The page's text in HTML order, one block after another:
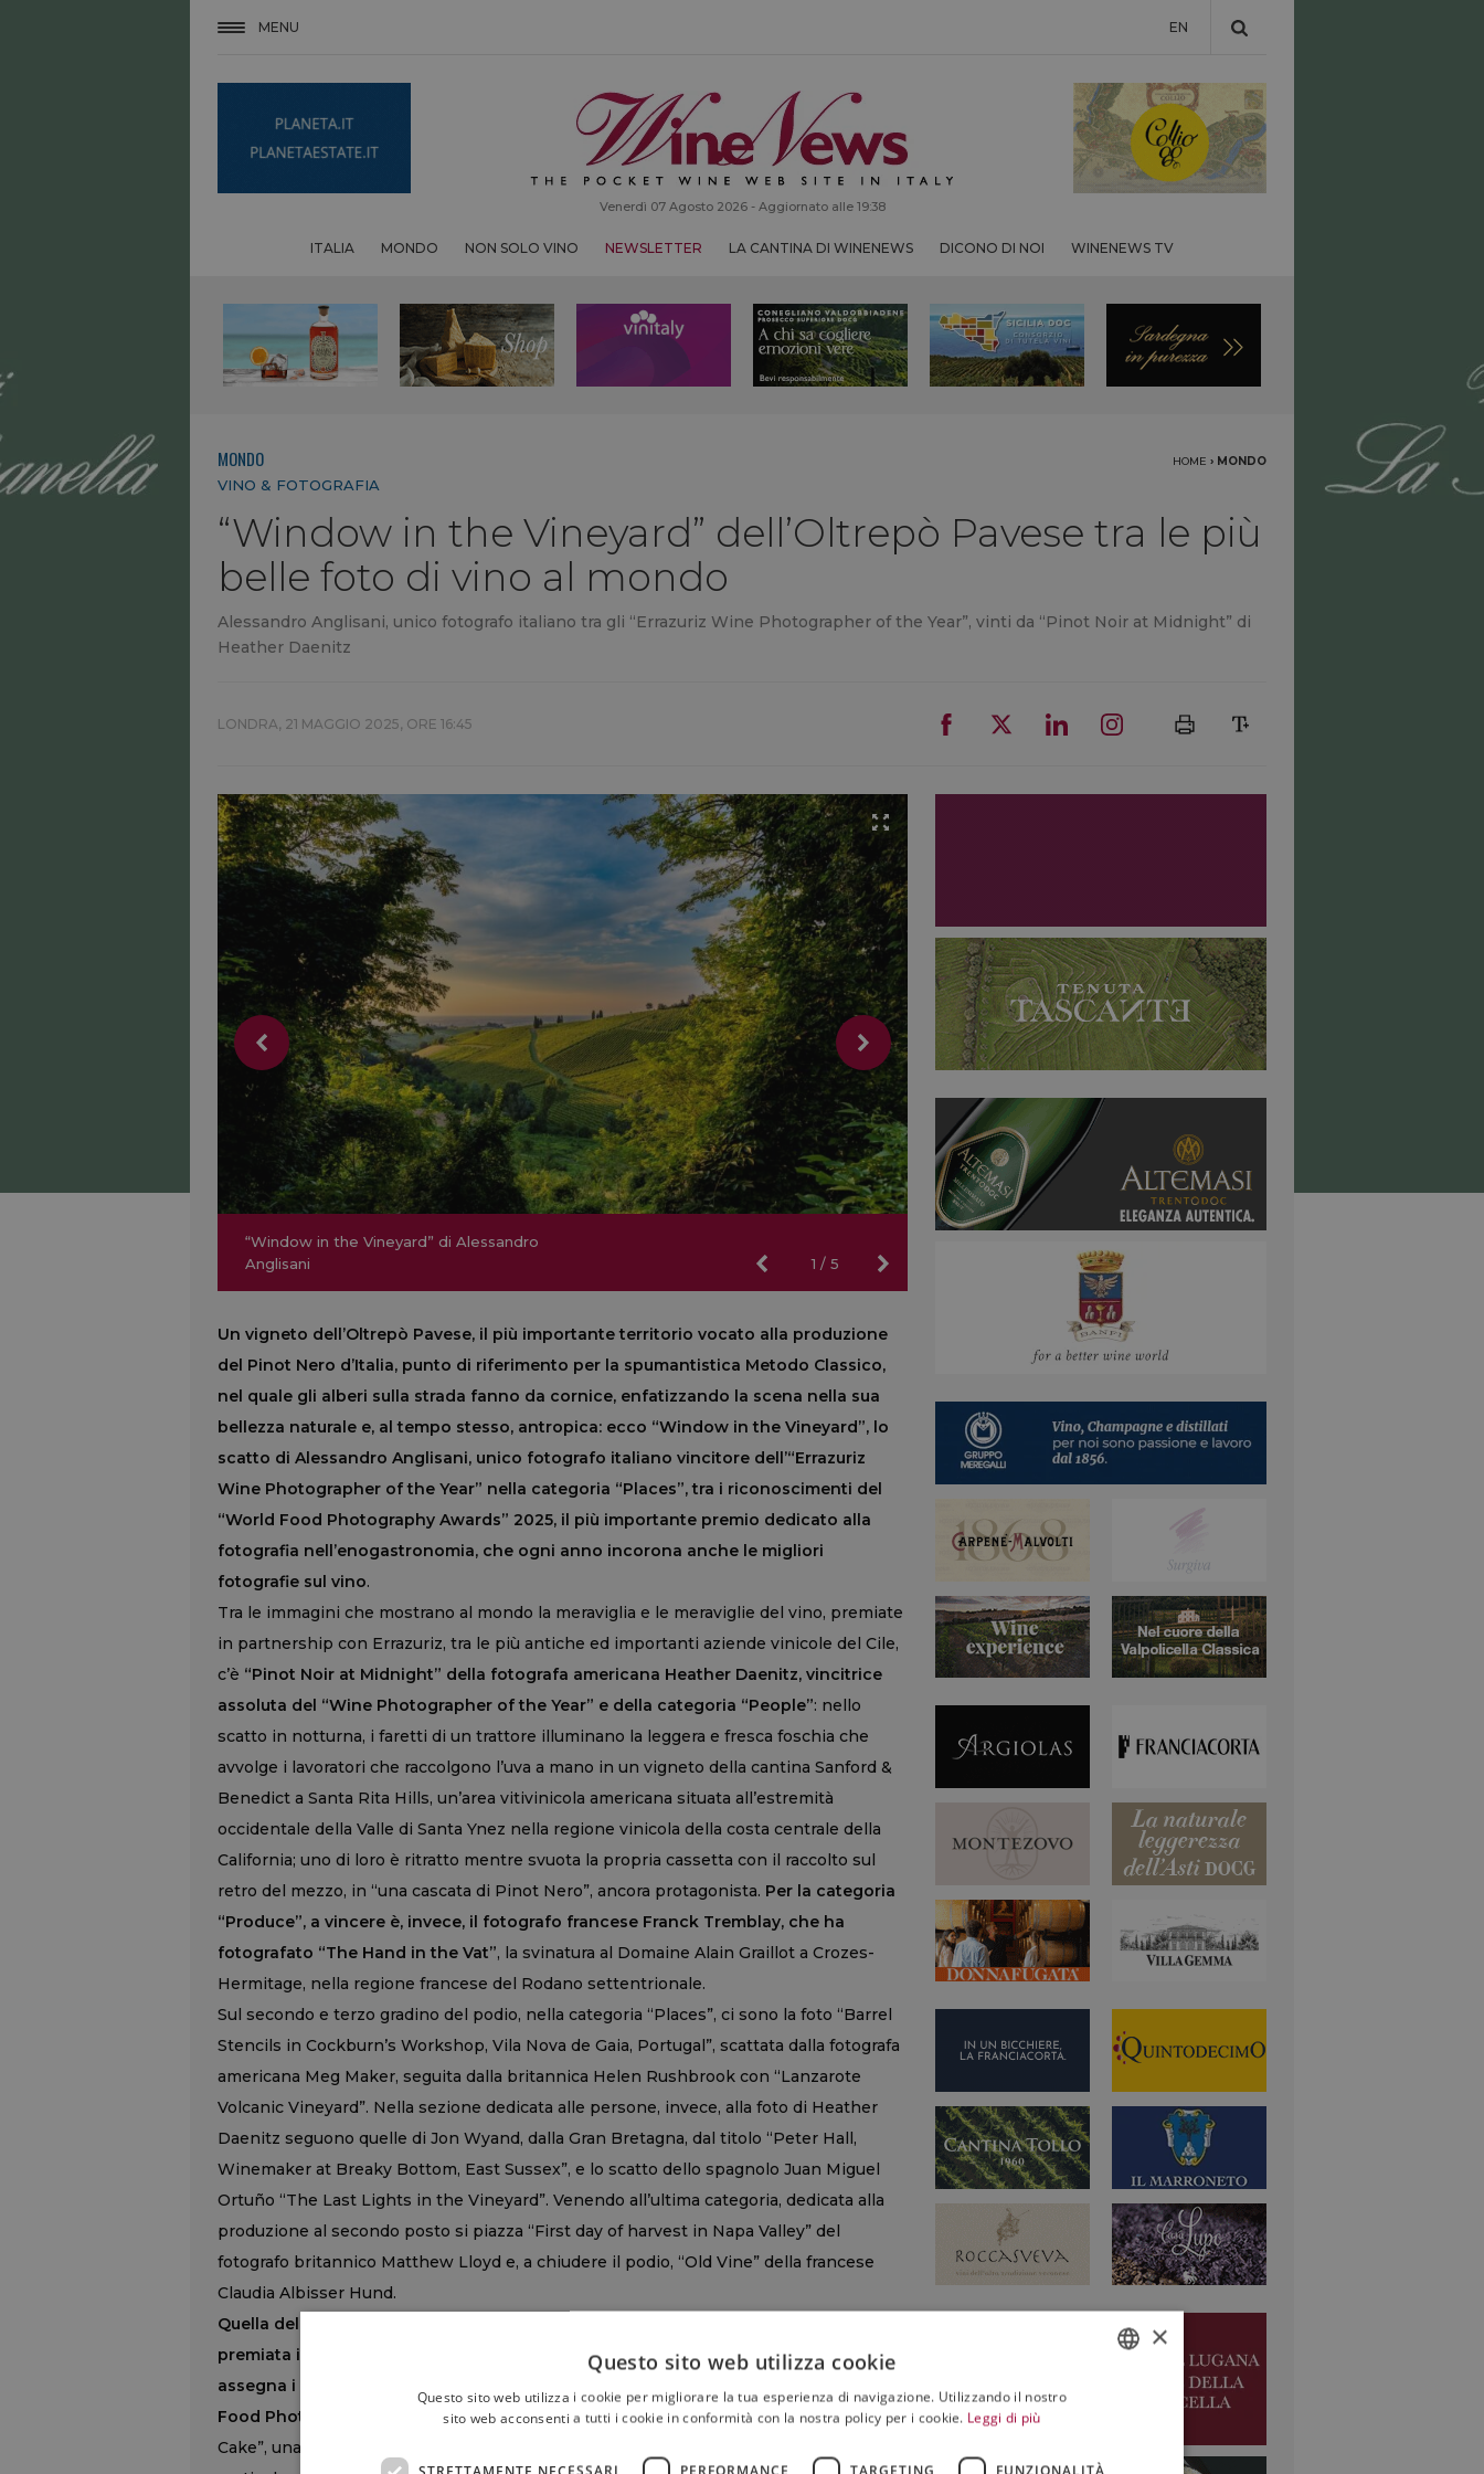
MENU EN
Venerdì 07 Agosto 2026 - Aggiornato alle 19:38
ITALIA MONDO NON SOLO VINO NEWSLETTER LA CANTINA DI WINENEWS DICONO DI NOI WINENEWS TV
MONDO HOME › MONDO
VINO & FOTOGRAFIA
“Window in the Vineyard” dell’Oltrepò Pavese tra le più
belle foto di vino al mondo
Alessandro Anglisani, unico fotografo italiano tra gli “Errazuriz Wine Photographer of the Year”, vinti da “Pinot Noir at Midnight” di
Heather Daenitz
LONDRA, 21 MAGGIO 2025, ORE 16:45
1 / 5
“Rebekah & Andrew at Middle Coombe
Farm in Devon” di Emma Stoner
“Window in the Vineyard” di Alessandro
Anglisani
“Pinot Noir at Midnight” di Heather Daenitz
“The Hand in the Vat” di Franck Tremblay
“Banh Hoi Cake” di Hoai Anh Dang
“Rebekah & Andrew at Middle Coombe
Farm in Devon” di Emma Stoner
“Window in the Vineyard” di Alessandro
Anglisani
Un vigneto dell’Oltrepò Pavese, il più importante territorio vocato alla produzione
del Pinot Nero d’Italia, punto di riferimento per la spumantistica Metodo Classico,
nel quale gli alberi sulla strada fanno da cornice, enfatizzando la scena nella sua
bellezza naturale e, al tempo stesso, antropica: ecco “Window in the Vineyard”, lo
scatto di Alessandro Anglisani, unico fotografo italiano vincitore dell’“Errazuriz
Wine Photographer of the Year” nella categoria “Places”, tra i riconoscimenti del
“World Food Photography Awards” 2025, il più importante premio dedicato alla
fotografia nell’enogastronomia, che ogni anno incorona anche le migliori
fotografie sul vino.
Tra le immagini che mostrano al mondo la meraviglia e le meraviglie del vino, premiate
in partnership con Errazuriz, tra le più antiche ed importanti aziende vinicole del Cile,
c’è “Pinot Noir at Midnight” della fotografa americana Heather Daenitz, vincitrice
assoluta del “Wine Photographer of the Year” e della categoria “People”: nello
scatto in notturna, i faretti di un trattore illuminano la leggera e fresca foschia che
avvolge i lavoratori che raccolgono l’uva a mano in un vigneto della cantina Sanford &
Benedict a Santa Rita Hills, un’area vitivinicola americana situata all’estremità
occidentale della Valle di Santa Ynez nella regione vinicola della costa centrale della
California; uno di loro è ritratto mentre svuota la propria cassetta con il raccolto sul
retro del mezzo, in “una cascata di Pinot Nero”, ancora protagonista. Per la categoria
“Produce”, a vincere è, invece, il fotografo francese Franck Tremblay, che ha
fotografato “The Hand in the Vat”, la svinatura al Domaine Alain Graillot a Crozes-
Hermitage, nella regione francese del Rodano settentrionale.
Sul secondo e terzo gradino del podio, nella categoria “Places”, ci sono la foto “Barrel
Stencils in Cockburn’s Workshop, Vila Nova de Gaia, Portugal”, scattata dalla fotografa
americana Meg Maker, seguita dalla britannica Helen Rushbrook con “Lanzarote
Volcanic Vineyard”. Nella sezione dedicata alle persone, invece, alla foto di Heather
Daenitz seguono quelle di Jon Wyand, dalla Gran Bretagna, dal titolo “Peter Hall,
Winemaker at Breaky Bottom, East Sussex”, e lo scatto dello spagnolo Juan Miguel
Ortuño “The Last Lights in the Vineyard”. Venendo all’ultima categoria, dedicata alla
produzione al secondo posto si piazza “First day of harvest in Napa Valley” del
fotografo britannico Matthew Lloyd e, a chiudere il podio, “Old Vine” della francese
Claudia Albisser Hund.
Quella dell’“Errazuriz Wine Photographer of the Year”, però, non è la sola categoria
premiata in partnership con il mondo del vino: anche lo Champagne Taittinger
assegna i riconoscimento per i migliori scatti su “Food for Celebration” e “Wedding
Food Photographer”
, vinte rispettivamente da Hoai Anh Dang con la foto “Banh Hoi
Cake”, una torta di farina di riso tipica del Vietnam, con una preparazione elaborata e
×
Questo sito web utilizza cookie
Questo sito web utilizza i cookie per migliorare la tua esperienza di navigazione. Utilizzando il nostro
sito web acconsenti a tutti i cookie in conformità con la nostra policy per i cookie. Leggi di più
STRETTAMENTE NECESSARI PERFORMANCE TARGETING FUNZIONALITÀ